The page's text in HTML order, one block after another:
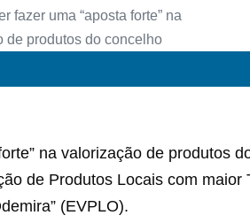
na valorização de produtos
de Produtos Locais com maior
(EVPLO).